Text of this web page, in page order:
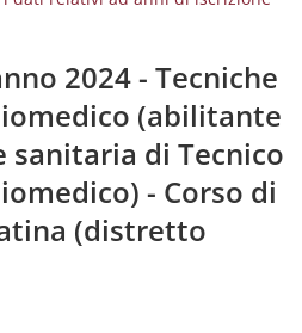
2024 - Tecniche
(abilitante
sanitaria di Tecnico
- Corso di
(distretto